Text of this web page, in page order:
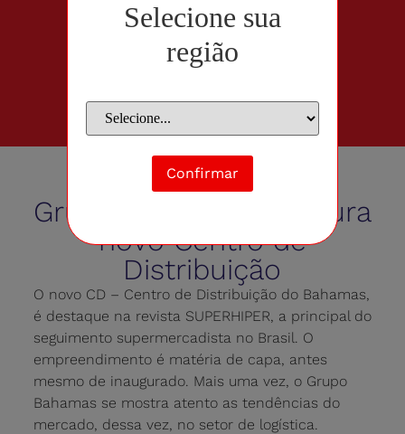
Selecione sua
região
Confirmar
Grupo Bahamas inaugura
novo Centro de
Distribuição
O novo CD – Centro de Distribuição do Bahamas,
é destaque na revista SUPERHIPER, a principal do
seguimento supermercadista no Brasil. O
empreendimento é matéria de capa, antes
mesmo de inaugurado. Mais uma vez, o Grupo
Bahamas se mostra atento as tendências do
mercado, dessa vez, no setor de logística.